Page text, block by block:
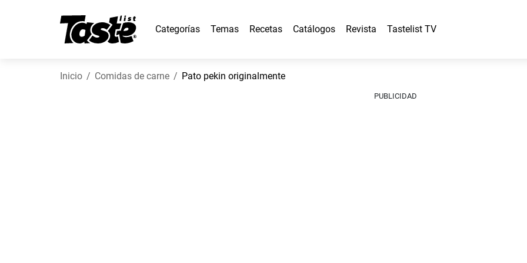
Categorías Temas Recetas Catálogos Revista Tastelist TV
Inicio Comidas de carne Pato pekin originalmente
PUBLICIDAD